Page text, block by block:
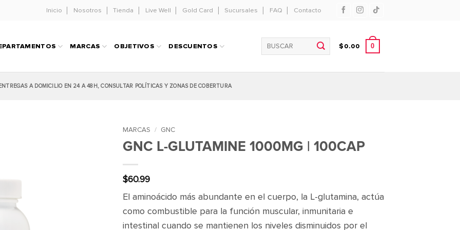
Inicio Nosotros Tienda Live Well Gold Card Sucursales FAQ Contacto
MARCAS OBJETIVOS DESCUENTOS
Buscar
$0.00 0
A DOMICILIO EN 24 A 48H, CONSULTAR POLÍTICAS Y ZONAS DE COBERTURA
MARCAS / GNC
GNC L-GLUTAMINE 1000MG | 100CAP
$60.99
El aminoácido más abundante en el cuerpo, la L-glutamina, actúa
como combustible para la función muscular, inmunitaria e
intestinal cuando se mantienen los niveles disminuidos por el